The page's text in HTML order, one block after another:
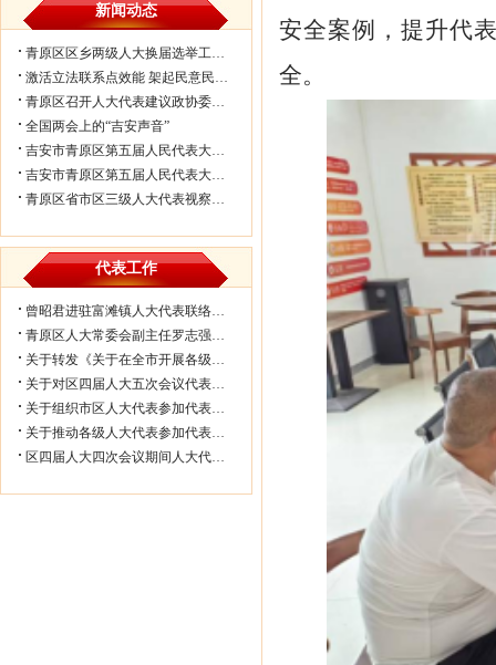
新闻动态
青原区区乡两级人大换届选举工作会议...
激活立法联系点效能 架起民意民生连...
青原区召开人大代表建议政协委员提案...
全国两会上的“吉安声音”
吉安市青原区第五届人民代表大会第七...
吉安市青原区第五届人民代表大会第七...
青原区省市区三级人大代表视察民生实...
代表工作
曾昭君进驻富滩镇人大代表联络工作站...
青原区人大常委会副主任罗志强带队赴...
关于转发《关于在全市开展各级人大代...
关于对区四届人大五次会议代表所提部...
关于组织市区人大代表参加代表联络工...
关于推动各级人大代表参加代表联络工...
区四届人大四次会议期间人大代表审议...
安全案例，提升代
全。